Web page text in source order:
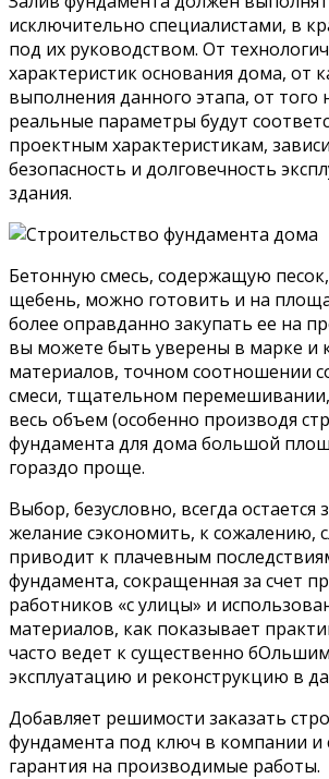
исключительно специалистами, в
под их руководством. От
характеристик основания дома, от
выполнения данного этапа, от того
реальные параметры будут
проектным характеристикам,
безопасность и долговечность
здания.
Бетонную смесь, содержащую
щебень, можно готовить и на
более оправданно закупать ее на
вы можете быть уверены в марке и
материалов, точном соотношении
смеси, тщательном
весь объем (особенно производя
фундамента для дома большой
гораздо проще.
Выбор, безусловно, всегда остается
желание сэкономить, к сожалению,
приводит к плачевным
фундамента, сокращенная за счет
работников «с улицы» и
материалов, как показывает
часто ведет к существенно
эксплуатацию и реконструкцию в
Добавляет решимости заказать
фундамента под ключ в компании
гарантия на производимые работы.